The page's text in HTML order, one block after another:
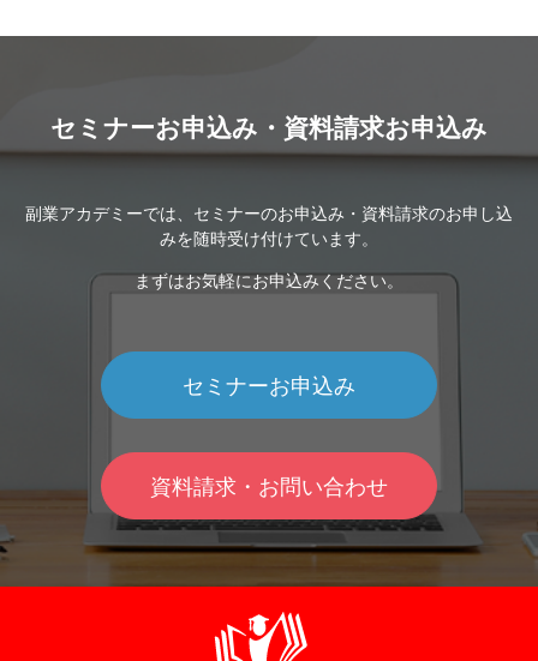
セミナーお申込み・資料請求お申込み
副業アカデミーでは、セミナーのお申込み・資料請求のお申し込
みを随時受け付けています。
まずはお気軽にお申込みください。
セミナーお申込み
資料請求・お問い合わせ